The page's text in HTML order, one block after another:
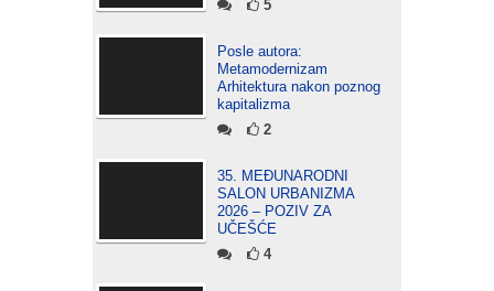
5
Posle autora:
Metamodernizam
Arhitektura nakon poznog
kapitalizma
2
35. MEĐUNARODNI
SALON URBANIZMA
2026 – POZIV ZA
UČEŠĆE
4